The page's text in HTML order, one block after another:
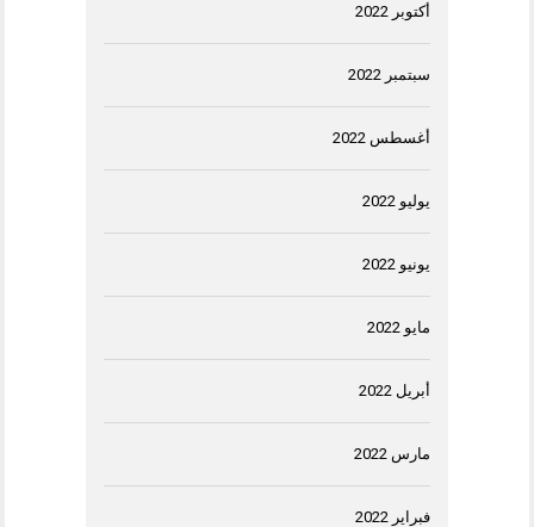
أكتوبر 2022
سبتمبر 2022
أغسطس 2022
يوليو 2022
يونيو 2022
مايو 2022
أبريل 2022
مارس 2022
فبراير 2022